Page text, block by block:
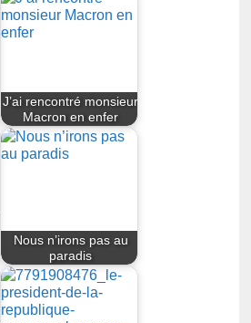
J’ai rencontré monsieur
Macron en enfer
Nous n’irons pas au
paradis